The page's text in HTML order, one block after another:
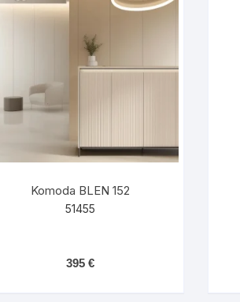
Komoda BLEN 152
51455
395€